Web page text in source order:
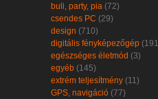
buli, party, pia (72)
csendes PC (29)
design (710)
digitális fényképezőgép
egészséges életmód (3)
egyéb (145)
extrém teljesítmény (11)
GPS, navigáció (77)